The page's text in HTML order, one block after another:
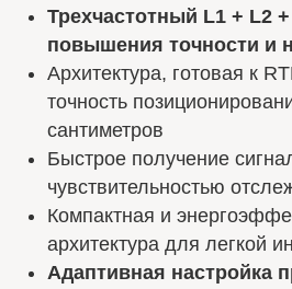
Трехчастотный L1 + L2
повышения точности и
Архитектура, готовая к
точность
сантиметров
Быстрое получение
чувствительностью
Компактная и
архитектура для легкой
Адаптивная настройка